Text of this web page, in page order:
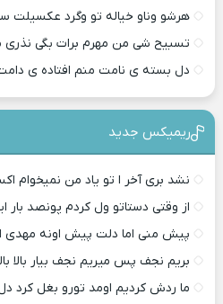
هرشو وناو خیاله تو وگرد عکسیلت
تسبیح شی من مهرم برات بگی نذری
دل بسته ی نامت منم افتاده ی
ریمیکس جدید
نشد بری آخر ا تو یاد من نمیخوام
از وقتی دستاتو ول کردم پونصد بار
پیش منی اما دلت پیش اونه مهدی
بریم نجف پس میریم نجف بیار بالا
ما ردش کردیم اومد تورو بغل